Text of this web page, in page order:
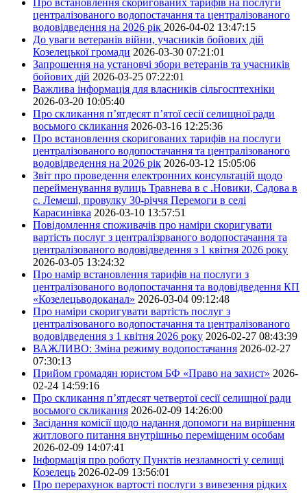
централізованого водопостачання та централізованого
водовідведення на 2026 рік 2026-04-02 13:47:15
До уваги ветеранів війни, учасників бойових дій
Козелецької громади 2026-03-30 07:21:01
Запрошення на установчі збори ветеранів та учасників
бойових дій 2026-03-25 07:22:01
Важлива інформація для власників сільгосптехніки
2026-03-20 10:05:40
Про скликання п’ятдесят п’ятої сесії селищної ради
восьмого скликання 2026-03-16 12:25:36
Про встановлення скоригованих тарифів на послуги
централізованого водопостачання та централізованого
водовідведення на 2026 рік 2026-03-12 15:05:06
Звіт про проведення електронних консультацій щодо
перейменування вулиць Травнева в с .Новики, Садова в
с. Лемеші, провулку 30-річчя Перемоги в селі
Карасинівка 2026-03-10 13:57:51
Повідомлення споживачів про наміри скоригувати
вартість послуг з централізрваного водопостачання та
централізованого водовідведення з 1 квітня 2026 року
2026-03-05 13:24:32
Про намір встановлення тарифів на послуги з
централізованого водопостачання та водовідведення КП
«Козелецьводоканал» 2026-03-04 09:12:48
Про наміри скоригувати вартість послуг з
централізованого водопостачання та централізованого
водовідведення з 1 квітня 2026 року 2026-02-27 08:43:39
ВАЖЛИВО: Зміна режиму водопостачання 2026-02-27
07:30:13
Прийом громадян юристом БФ «Право на захист» 2026-
02-24 14:59:16
Про скликання п’ятдесят четвертої сесії селищної ради
восьмого скликання 2026-02-09 14:26:00
Засідання комісії щодо надання допомоги на вирішення
житлового питання внутрішньо переміщеним особам
2026-02-09 14:07:41
Інформація про роботу Пунктів незламності у селищі
Козелець 2026-02-09 13:56:01
Про перерахунок вартості послуги з вивезення рідких